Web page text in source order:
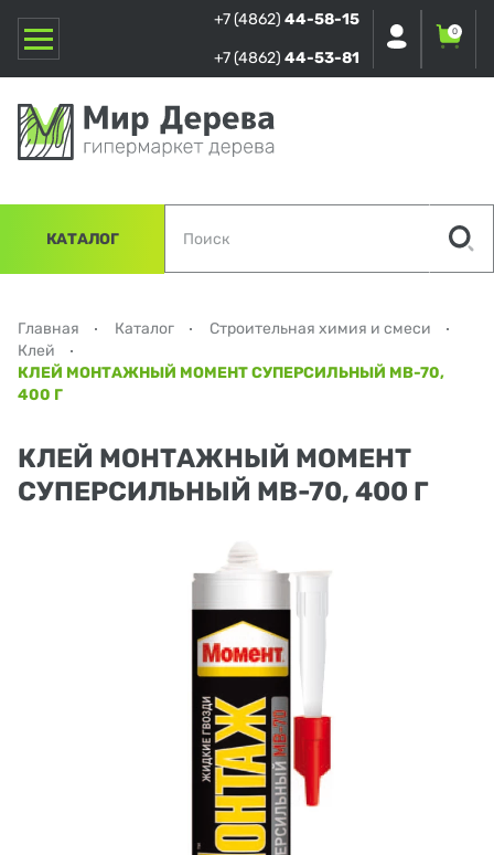
+7 (4862) 44-58-15
+7 (4862) 44-53-81
0
КАТАЛОГ
Главная Каталог
Строительная химия и смеси
Клей
КЛЕЙ МОНТАЖНЫЙ МОМЕНТ СУПЕРСИЛЬНЫЙ МВ-70,
400 Г
КЛЕЙ МОНТАЖНЫЙ МОМЕНТ
СУПЕРСИЛЬНЫЙ МВ-70, 400 Г